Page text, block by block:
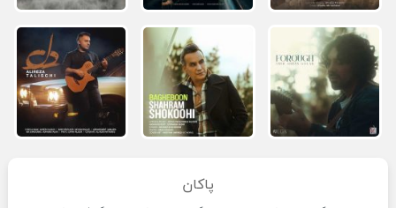
پاکان